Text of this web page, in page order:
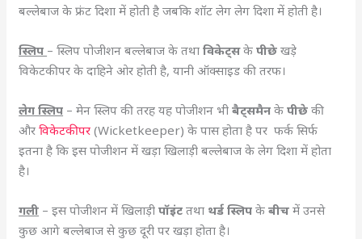
बल्लेबाज के फ्रंट दिशा में होती है जबकि शॉट लेग लेग दिशा में होती है।
स्लिप – स्लिप पोजीशन बल्लेबाज के तथाविकेट्सकेपीछेखड़े
विकेटकीपर के दाहिने ओर होती है, यानी ऑक्साइड की तरफ।
लेग स्लिप – मेन स्लिप की तरह यह पोजीशन भीबैट्समैनकेपीछेकी
औरविकेटकीपर(Wicketkeeper) के पास होता है पर फर्क सिर्फ
इतना है कि इस पोजीशन में खड़ा खिलाड़ी बल्लेबाज के लेग दिशा में होता
है।
गली – इस पोजीशन में खिलाड़ीपॉइंटतथा थर्ड स्लिपकेबीचमें उनसे
कुछ आगे बल्लेबाज से कुछ दूरी पर खड़ा होता है।